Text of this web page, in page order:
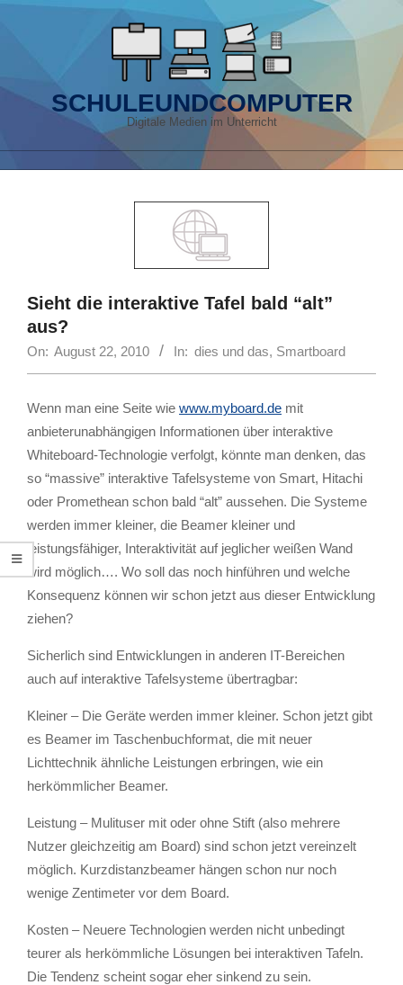
SCHULEUNDCOMPUTER
Digitale Medien im Unterricht
Sieht die interaktive Tafel bald “alt”
aus?
On: August 22, 2010 In: dies und das, Smartboard
Wenn man eine Seite wie www.myboard.de mit
anbieterunabhängigen Informationen über interaktive
Whiteboard-Technologie verfolgt, könnte man denken, das
so “massive” interaktive Tafelsysteme von Smart, Hitachi
oder Promethean schon bald “alt” aussehen. Die Systeme
werden immer kleiner, die Beamer kleiner und
leistungsfähiger, Interaktivität auf jeglicher weißen Wand
wird möglich…. Wo soll das noch hinführen und welche
Konsequenz können wir schon jetzt aus dieser Entwicklung
ziehen?
Sicherlich sind Entwicklungen in anderen IT-Bereichen
auch auf interaktive Tafelsysteme übertragbar:
Kleiner – Die Geräte werden immer kleiner. Schon jetzt gibt
es Beamer im Taschenbuchformat, die mit neuer
Lichttechnik ähnliche Leistungen erbringen, wie ein
herkömmlicher Beamer.
Leistung – Mulituser mit oder ohne Stift (also mehrere
Nutzer gleichzeitig am Board) sind schon jetzt vereinzelt
möglich. Kurzdistanzbeamer hängen schon nur noch
wenige Zentimeter vor dem Board.
Kosten – Neuere Technologien werden nicht unbedingt
teurer als herkömmliche Lösungen bei interaktiven Tafeln.
Die Tendenz scheint sogar eher sinkend zu sein.